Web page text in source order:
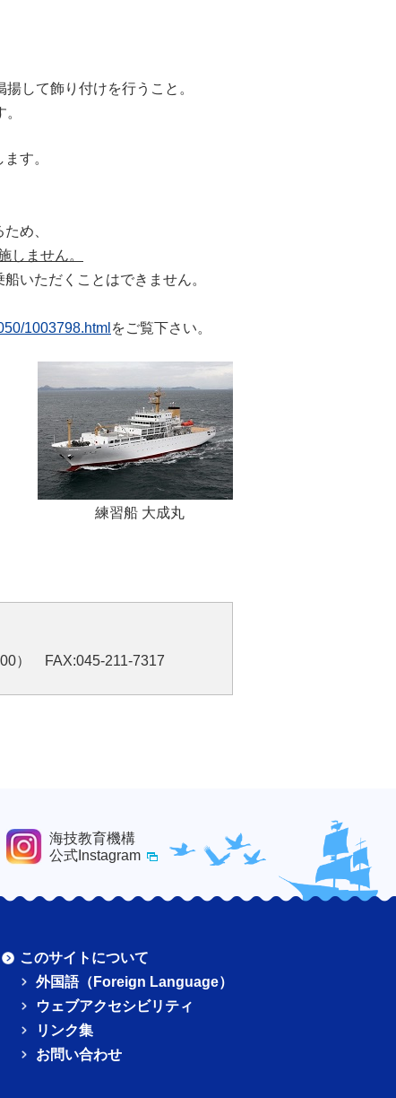
して飾り付けを行うこと。
す。
め、
しません。
いただくことはできません。
1003798.html をご覧下さい。
練習船 大成丸
） FAX:045-211-7317
海技教育機構
公式Instagram
このサイトについて
外国語（Foreign Language）
ウェブアクセシビリティ
リンク集
お問い合わせ